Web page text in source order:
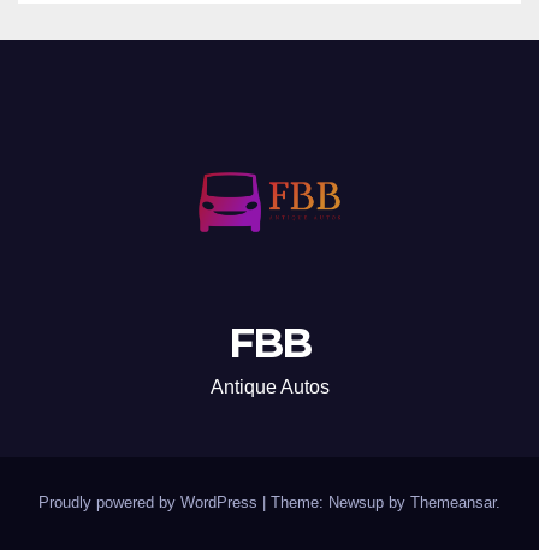
FBB
Antique Autos
Proudly powered by WordPress Theme: Newsup by Themeansar.